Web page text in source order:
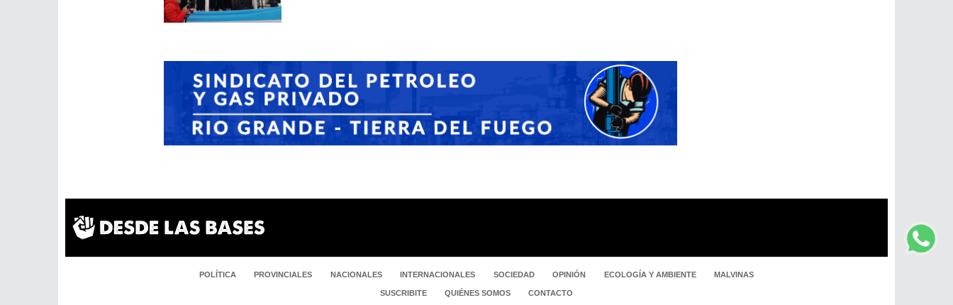
POLÍTICA PROVINCIALES NACIONALES INTERNACIONALES SOCIEDAD OPINIÓN ECOLOGÍA Y AMBIENTE MALVINAS
SUSCRIBITE QUIÉNES SOMOS CONTACTO